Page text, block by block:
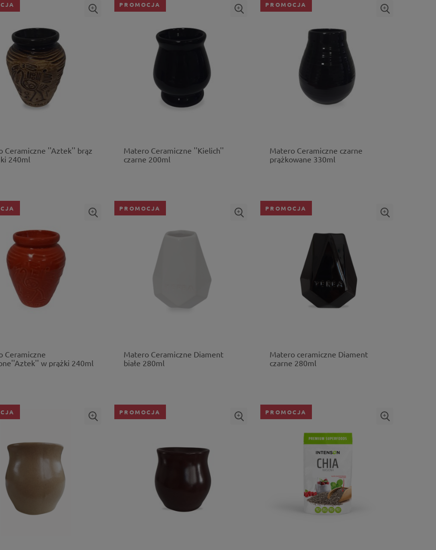
Ceramiczne ''Aztek'' brąz
240ml
Matero Ceramiczne ''Kielich''
czarne 200ml
PROMOCJA
Matero Ceramiczne czarne
prążkowane 330ml
PROMOCJA
Ceramiczne
w prążki 240ml
Matero Ceramiczne Diament
białe 280ml
PROMOCJA
Matero ceramiczne Diament
czarne 280ml
PROMOCJA
PROMOCJA PROMOCJA